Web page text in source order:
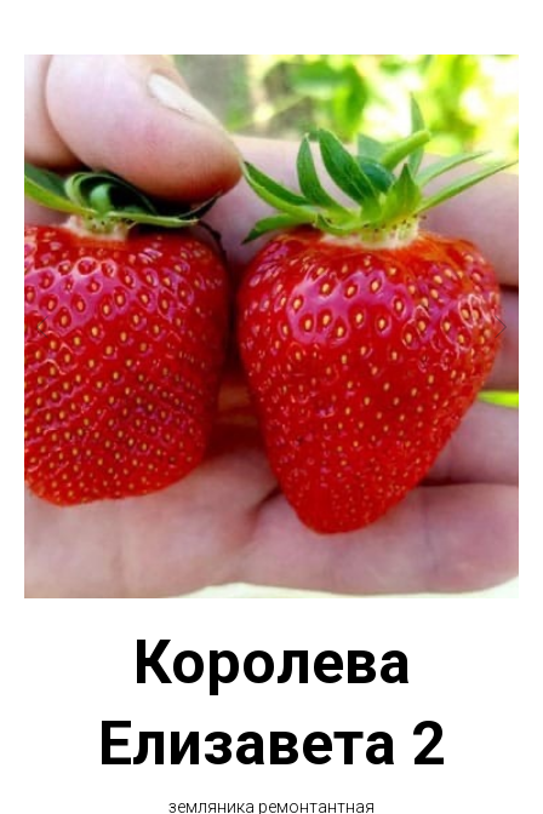
Королева
Елизавета 2
земляника ремонтантная